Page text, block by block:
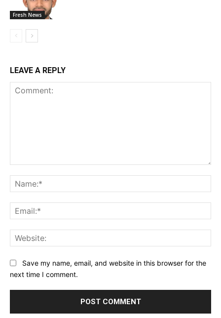
Fresh News
LEAVE A REPLY
Save my name, email, and website in this browser for the
next time I comment.